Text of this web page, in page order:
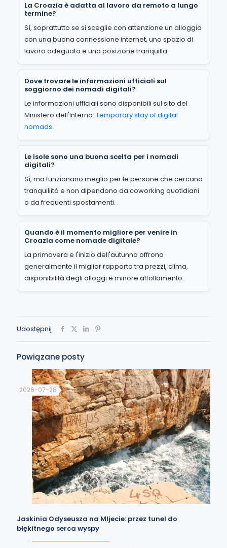
La Croazia è adatta al lavoro da remoto a lungo
termine?
Sì, soprattutto se si sceglie con attenzione un alloggio
con una buona connessione internet, uno spazio di
lavoro adeguato e una posizione tranquilla.
Dove trovare le informazioni ufficiali sul
soggiorno dei nomadi digitali?
Le informazioni ufficiali sono disponibili sul sito del
Ministero dell'Interno: Temporary stay of digital
nomads.
Le isole sono una buona scelta per i nomadi
digitali?
Sì, ma funzionano meglio per le persone che cercano
tranquillità e non dipendono da coworking quotidiani
o da frequenti spostamenti.
Quando è il momento migliore per venire in
Croazia come nomade digitale?
La primavera e l'inizio dell'autunno offrono
generalmente il miglior rapporto tra prezzi, clima,
disponibilità degli alloggi e minore affollamento.
Udostępnij
Powiązane posty
2026-07-28
Jaskinia Odyseusza na Mljecie: przez tunel do
błękitnego serca wyspy